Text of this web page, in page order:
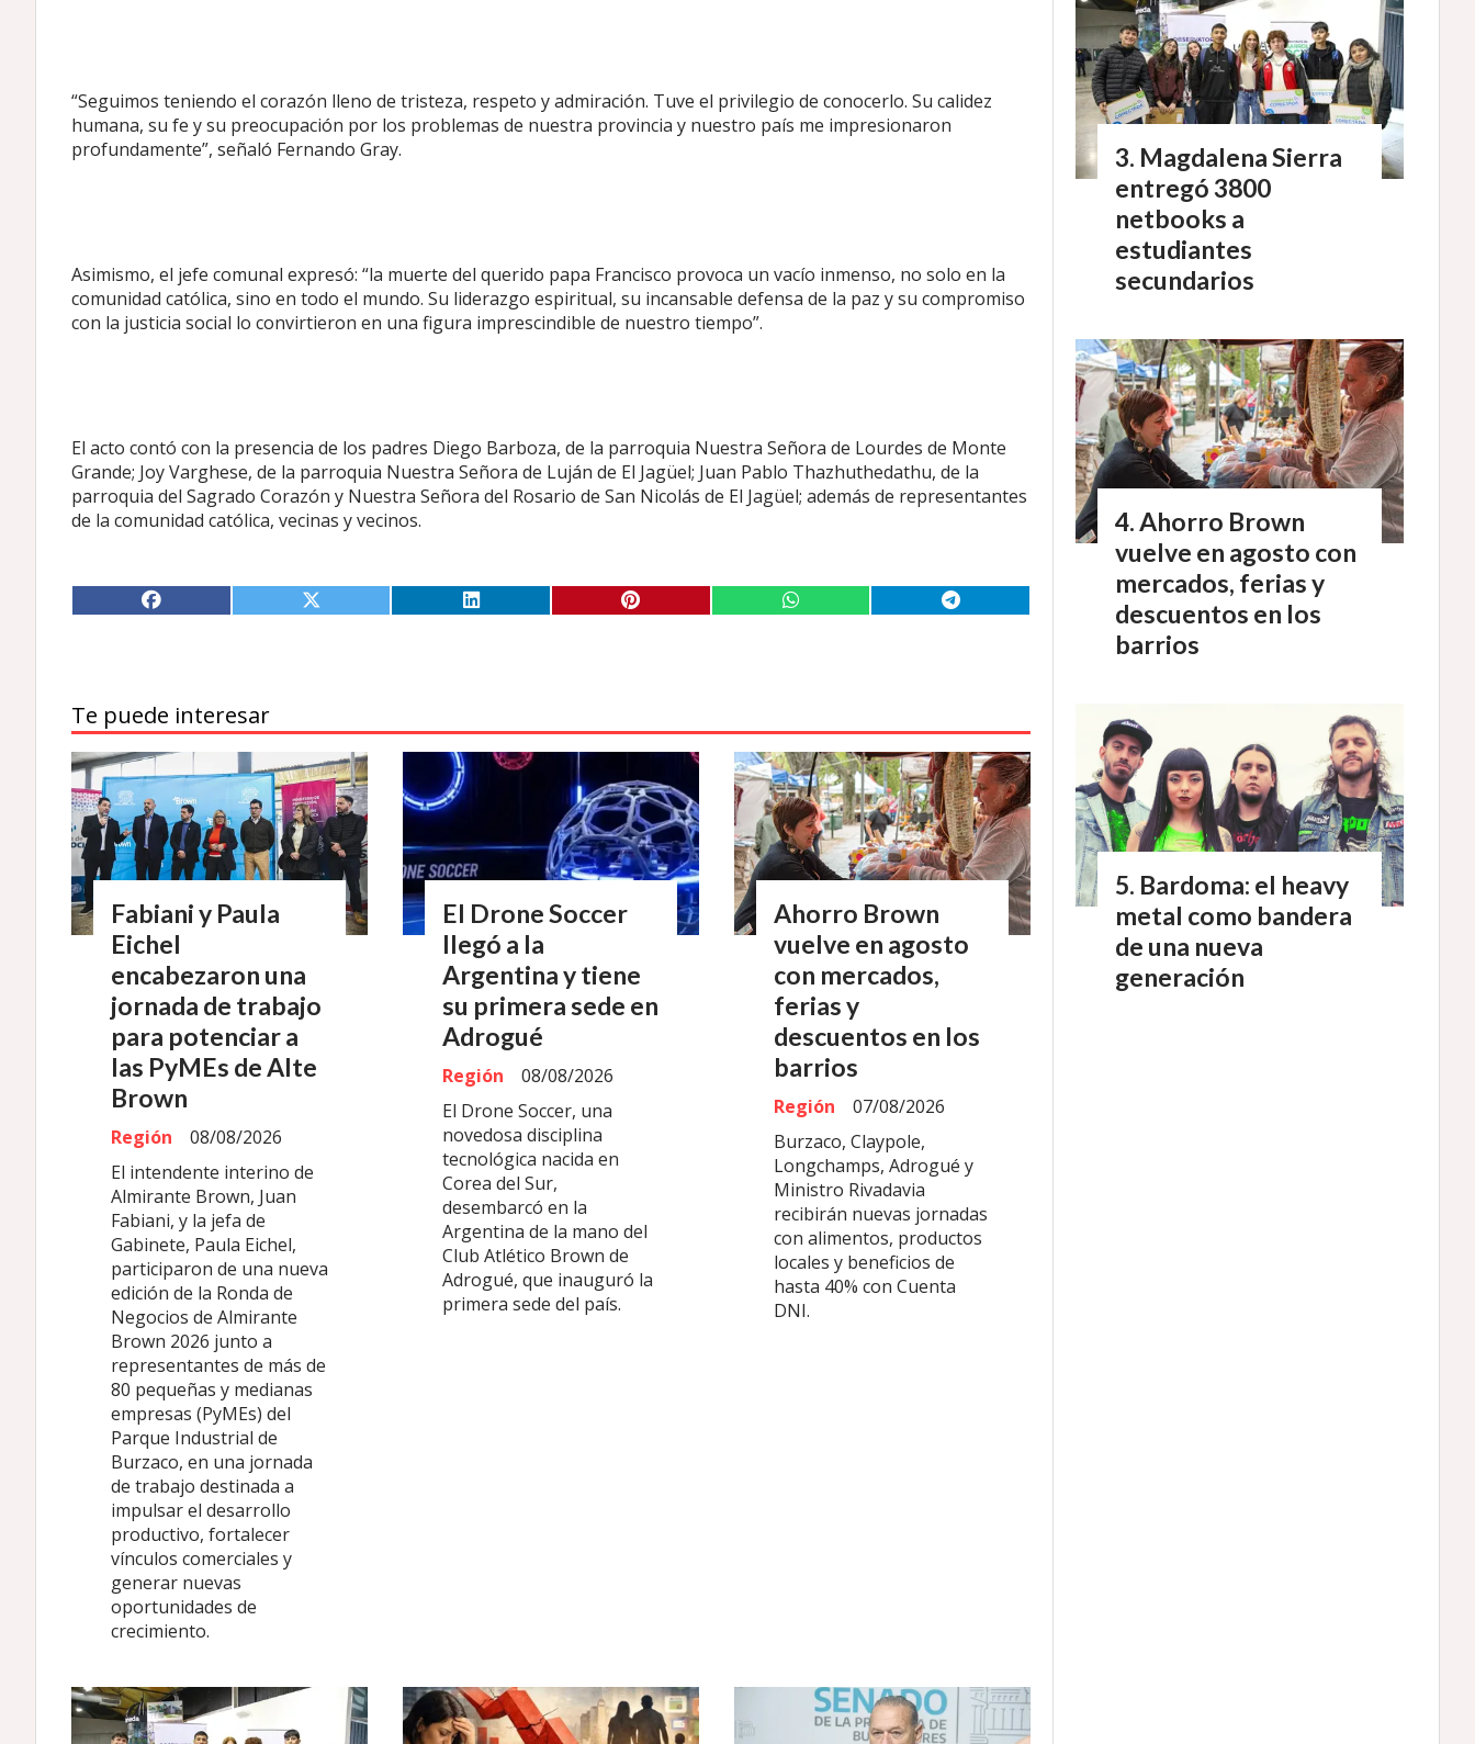
“Seguimos teniendo el corazón lleno de tristeza, respeto y admiración. Tuve el privilegio de conocerlo. Su calidez
humana, su fe y su preocupación por los problemas de nuestra provincia y nuestro país me impresionaron
profundamente”, señaló Fernando Gray.
Asimismo, el jefe comunal expresó: “la muerte del querido papa Francisco provoca un vacío inmenso, no solo en la
comunidad católica, sino en todo el mundo. Su liderazgo espiritual, su incansable defensa de la paz y su compromiso
con la justicia social lo convirtieron en una figura imprescindible de nuestro tiempo”.
El acto contó con la presencia de los padres Diego Barboza, de la parroquia Nuestra Señora de Lourdes de Monte
Grande; Joy Varghese, de la parroquia Nuestra Señora de Luján de El Jagüel; Juan Pablo Thazhuthedathu, de la
parroquia del Sagrado Corazón y Nuestra Señora del Rosario de San Nicolás de El Jagüel; además de representantes
de la comunidad católica, vecinas y vecinos.
Te puede interesar
Fabiani y Paula
Eichel
encabezaron una
jornada de trabajo
para potenciar a
las PyMEs de Alte
Brown
Región
08/08/2026
El intendente interino de
Almirante Brown, Juan
Fabiani, y la jefa de
Gabinete, Paula Eichel,
participaron de una nueva
edición de la Ronda de
Negocios de Almirante
Brown 2026 junto a
representantes de más de
80 pequeñas y medianas
empresas (PyMEs) del
Parque Industrial de
Burzaco, en una jornada
de trabajo destinada a
impulsar el desarrollo
productivo, fortalecer
vínculos comerciales y
generar nuevas
oportunidades de
crecimiento.
El Drone Soccer
llegó a la
Argentina y tiene
su primera sede en
Adrogué
Región
08/08/2026
El Drone Soccer, una
novedosa disciplina
tecnológica nacida en
Corea del Sur,
desembarcó en la
Argentina de la mano del
Club Atlético Brown de
Adrogué, que inauguró la
primera sede del país.
Ahorro Brown
vuelve en agosto
con mercados,
ferias y
descuentos en los
barrios
Región
07/08/2026
Burzaco, Claypole,
Longchamps, Adrogué y
Ministro Rivadavia
recibirán nuevas jornadas
con alimentos, productos
locales y beneficios de
hasta 40% con Cuenta
DNI.
Magdalena Sierra
entregó 3800
netbooks a
estudiantes
secundarios
Ahorro Brown
vuelve en agosto con
mercados, ferias y
descuentos en los
barrios
Bardoma: el heavy
metal como bandera
de una nueva
generación